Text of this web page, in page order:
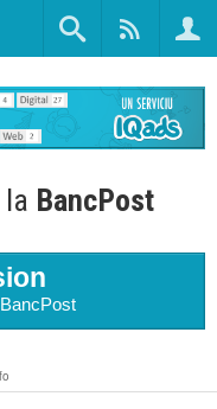
BancPost